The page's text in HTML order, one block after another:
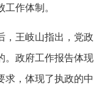
作体制。
王岐山指出，党政
。政府工作报告体现
求，体现了执政的中